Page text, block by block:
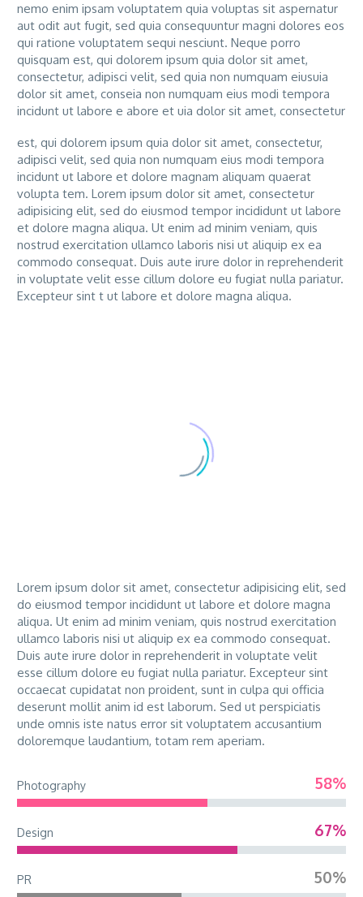
nemo enim ipsam voluptatem quia voluptas sit aspernatur
aut odit aut fugit, sed quia consequuntur magni dolores eos
qui ratione voluptatem sequi nesciunt. Neque porro
quisquam est, qui dolorem ipsum quia dolor sit amet,
consectetur, adipisci velit, sed quia non numquam eiusuia
dolor sit amet, conseia non numquam eius modi tempora
incidunt ut labore e abore et uia dolor sit amet, consectetur
est, qui dolorem ipsum quia dolor sit amet, consectetur,
adipisci velit, sed quia non numquam eius modi tempora
incidunt ut labore et dolore magnam aliquam quaerat
volupta tem. Lorem ipsum dolor sit amet, consectetur
adipisicing elit, sed do eiusmod tempor incididunt ut labore
et dolore magna aliqua. Ut enim ad minim veniam, quis
nostrud exercitation ullamco laboris nisi ut aliquip ex ea
commodo consequat. Duis aute irure dolor in reprehenderit
in voluptate velit esse cillum dolore eu fugiat nulla pariatur.
Excepteur sint t ut labore et dolore magna aliqua.
Lorem ipsum dolor sit amet, consectetur adipisicing elit, sed
do eiusmod tempor incididunt ut labore et dolore magna
aliqua. Ut enim ad minim veniam, quis nostrud exercitation
ullamco laboris nisi ut aliquip ex ea commodo consequat.
Duis aute irure dolor in reprehenderit in voluptate velit
esse cillum dolore eu fugiat nulla pariatur. Excepteur sint
occaecat cupidatat non proident, sunt in culpa qui officia
deserunt mollit anim id est laborum. Sed ut perspiciatis
unde omnis iste natus error sit voluptatem accusantium
doloremque laudantium, totam rem aperiam.
Photography 58%
Design 67%
PR 50%